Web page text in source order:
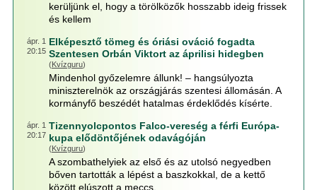
kerüljünk el, hogy a törölközők hosszabb ideig frissek
és kellem
ápr. 1
20:15
Elképesztő tömeg és óriási ováció fogadta
Szentesen Orbán Viktort az áprilisi hidegben
(Kvízguru)
Mindenhol győzelemre állunk! – hangsúlyozta
miniszterelnök az országjárás szentesi állomásán. A
kormányfő beszédét hatalmas érdeklődés kísérte.
ápr. 1
20:17
Tizennyolcpontos Falco-vereség a férfi Európa-
kupa elődöntőjének odavágóján
(Kvízguru)
A szombathelyiek az első és az utolsó negyedben
bőven tartották a lépést a baszkokkal, de a kettő
között elúszott a meccs.